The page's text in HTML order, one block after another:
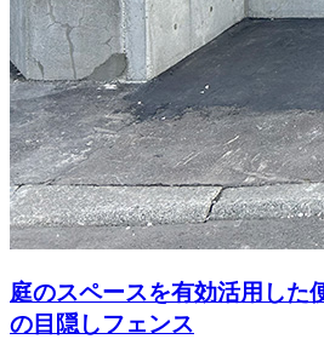
庭のスペースを有効活用した
の目隠しフェンス